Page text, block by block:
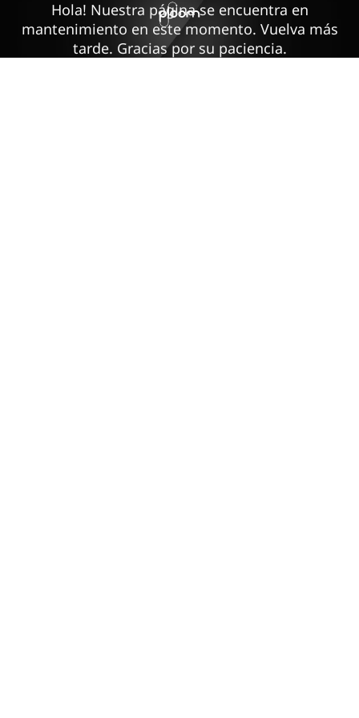
Hola! Nuestra página se encuentra en
mantenimiento en este momento. Vuelva más
tarde. Gracias por su paciencia.